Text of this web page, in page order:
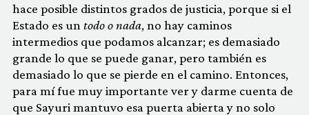
hace posible distintos grados de justicia, porque si el
Estado es un todo o nada, no hay caminos
intermedios que podamos alcanzar; es demasiado
grande lo que se puede ganar, pero también es
demasiado lo que se pierde en el camino. Entonces,
para mí fue muy importante ver y darme cuenta de
que Sayuri mantuvo esa puerta abierta y no solo